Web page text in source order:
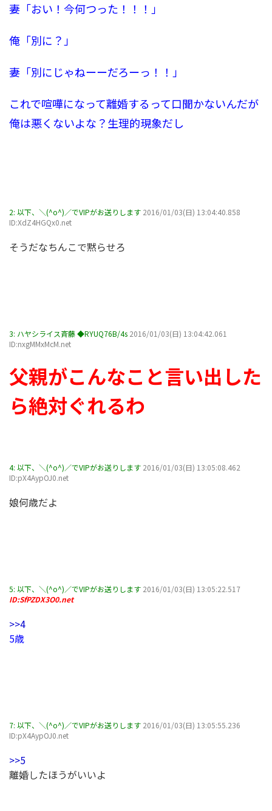
妻「おい！今何つった！！！」
俺「別に？」
妻「別にじゃねーーだろーっ！！」
これで喧嘩になって離婚するって口聞かないんだが
俺は悪くないよな？生理的現象だし
2: 以下、＼(^o^)／でVIPがお送りします 2016/01/03(日) 13:04:40.858
ID:XdZ4HGQx0.net
そうだなちんこで黙らせろ
3: ハヤシライス斉藤 ◆RYUQ76B/4s 2016/01/03(日) 13:04:42.061
ID:nxgMMxMcM.net
父親がこんなこと言い出した
ら絶対ぐれるわ
4: 以下、＼(^o^)／でVIPがお送りします 2016/01/03(日) 13:05:08.462
ID:pX4AypOJ0.net
娘何歳だよ
5: 以下、＼(^o^)／でVIPがお送りします 2016/01/03(日) 13:05:22.517
ID:SfPZDX3O0.net
>>4
5歳
7: 以下、＼(^o^)／でVIPがお送りします 2016/01/03(日) 13:05:55.236
ID:pX4AypOJ0.net
>>5
離婚したほうがいいよ